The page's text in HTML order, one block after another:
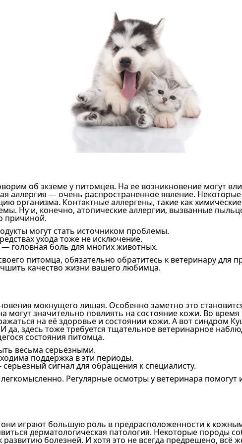
об экземе у питомцев. На ее возникновение могут
аллергия — очень распространенное явление.
организма. Контактные аллергены, такие как
Ну и, конечно, атопические аллергии, вызванные
причиной.
могут стать источником проблемы.
ухода тоже не исключение.
головная боль для многих животных.
питомца, обязательно обратитесь к ветеринару для
качество жизни вашего любимца.
мокнущего лишая. Особенно заметно это
могут значительно повлиять на состояние кожи. Во
на её здоровье и состоянии кожи. А вот синдром
здесь тоже требуется тщательное ветеринарное
состояния питомца.
весьма серьёзными.
поддержка в эти периоды.
сигнал для обращения к специалисту.
Регулярные осмотры у ветеринара
играют большую роль в предрасположенности к
дерматологическая патология. Некоторые породы
болезней. И хотя это не всегда предрешено,